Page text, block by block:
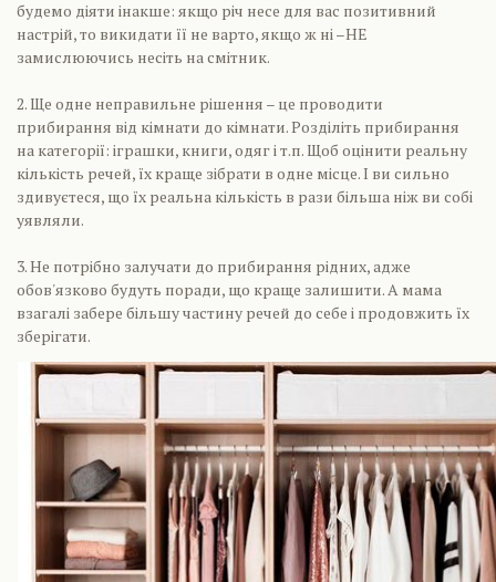
будемо діяти інакше: якщо річ несе для вас позитивний
настрій, то викидати її не варто, якщо ж ні –НЕ
замислюючись несіть на смітник.
2. Ще одне неправильне рішення – це проводити
прибирання від кімнати до кімнати. Розділіть прибирання
на категорії: іграшки, книги, одяг і т.п. Щоб оцінити реальну
кількість речей, їх краще зібрати в одне місце. І ви сильно
здивуєтеся, що їх реальна кількість в рази більша ніж ви собі
уявляли.
3. Не потрібно залучати до прибирання рідних, адже
обов'язково будуть поради, що краще залишити. А мама
взагалі забере більшу частину речей до себе і продовжить їх
зберігати.